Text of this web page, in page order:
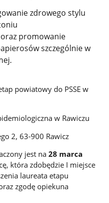
zdrowego stylu
promowanie
szczególnie w
powiatowy do PSSE w
w Rawiczu
2, 63-900 Rawicz
jest na28 marca
która zdobędzie I miejsce
laureata etapu
zgodę opiekuna